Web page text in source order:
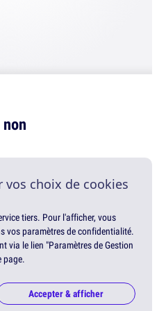
vos choix de cookies
tiers. Pour l'afficher, vous
vos paramètres de confidentialité.
via le lien "Paramètres de Gestion
page.
Accepter & afficher